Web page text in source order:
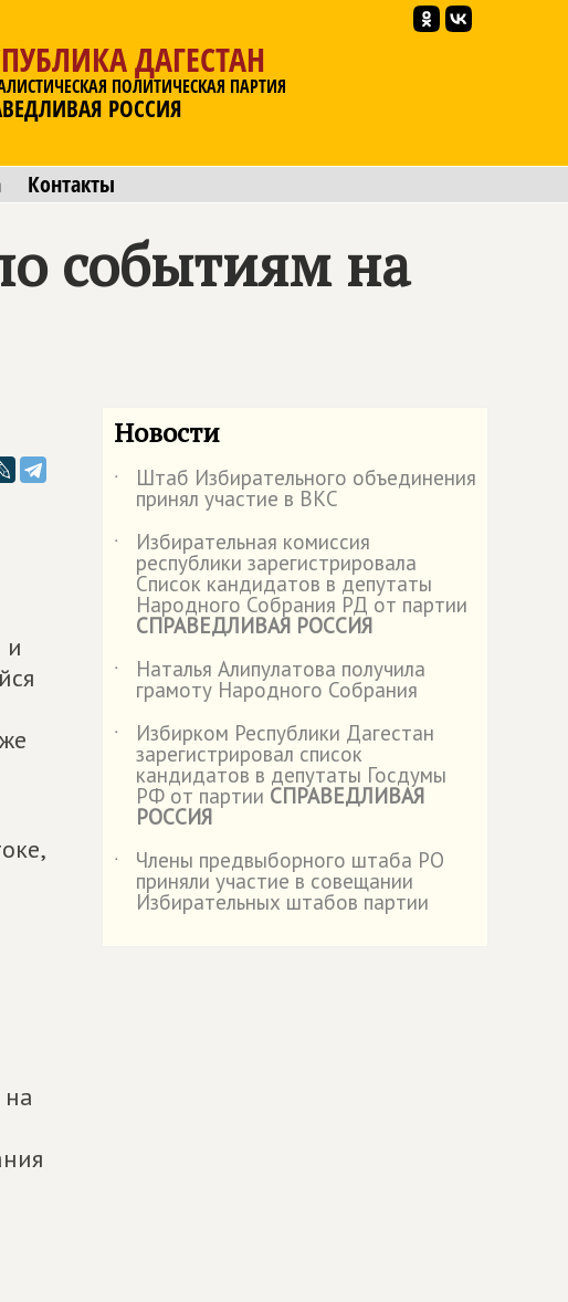
ДАГЕСТАН
ПОЛИТИЧЕСКАЯ ПАРТИЯ
РОССИЯ
Контакты
событиям на
и
Новости
˙ Штаб Избирательного объединения
принял участие в ВКС
˙
Избирательная комиссия
республики зарегистрировала
Список кандидатов в депутаты
Народного Собрания РД от партии
СПРАВЕДЛИВАЯ РОССИЯ
˙
Наталья Алипулатова получила
грамоту Народного Собрания
˙
Избирком Республики Дагестан
зарегистрировал список
кандидатов в депутаты Госдумы
РФ от партии СПРАВЕДЛИВАЯ
РОССИЯ
˙
Члены предвыборного штаба РО
приняли участие в совещании
Избирательных штабов партии